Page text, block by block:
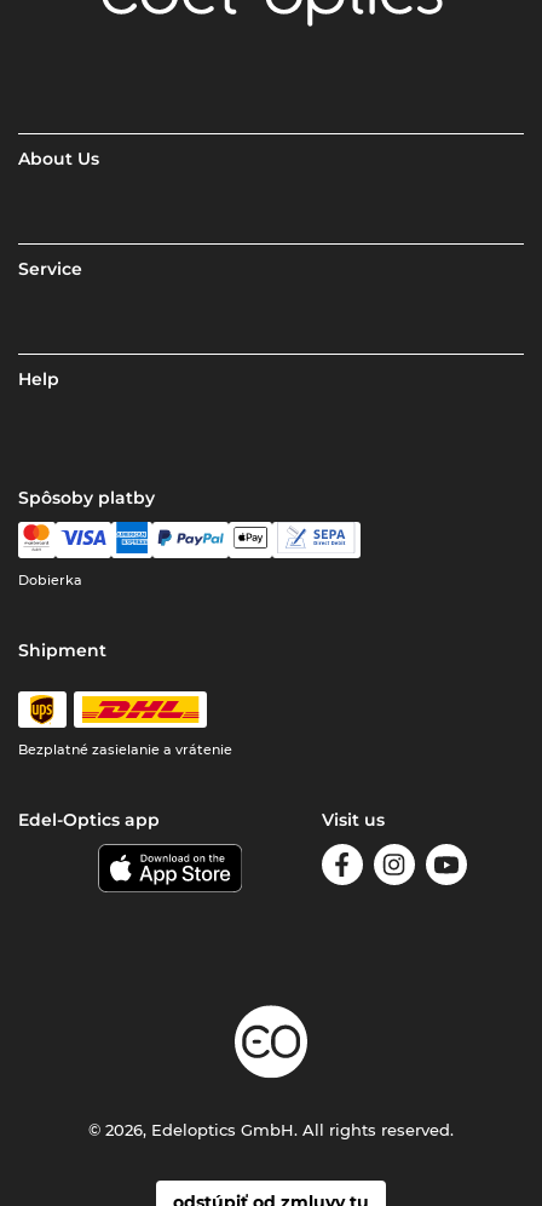
About Us
Service
Help
Spôsoby platby
Dobierka
Shipment
Bezplatné zasielanie a vrátenie
Edel-Optics app Visit us
© 2026, Edeloptics GmbH. All rights reserved.